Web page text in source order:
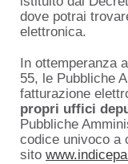
dove potrai
elettronica.
In ottemperanza
55, le Pubbliche
fatturazione
propri uffici
Pubbliche
codice univoco a
sito